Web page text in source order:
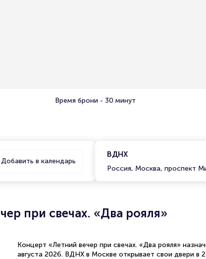
Время брони - 30 минут
Добавить в календарь
ВДНХ
Россия, Москва, проспект
при свечах. «Два рояля»
Концерт «Летний вечер при свечах. «Два рояля»
августа 2026. ВДНХ в Москве открывает свои двери в